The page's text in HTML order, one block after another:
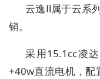
云逸Ⅱ属于云系
销。
采用15.1cc凌
+40w直流电机，